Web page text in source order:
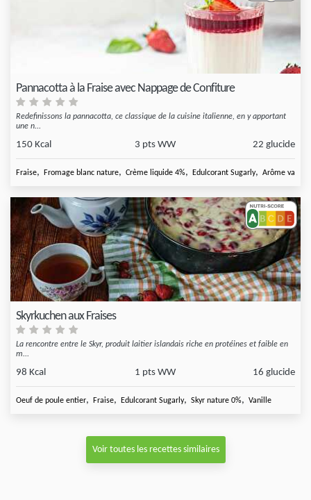
Pannacotta à la Fraise avec Nappage de Confiture
Redefinissons la pannacotta, ce classique de la cuisine italienne, en y apportant
une n...
150 Kcal 3 pts WW 22 glucide
Fraise, Fromage blanc nature, Crème liquide 4%, Edulcorant Sugarly, Arôme vanille
Skyrkuchen aux Fraises
La rencontre entre le Skyr, produit laitier islandais riche en protéines et faible en
m...
98 Kcal 1 pts WW 16 glucide
Oeuf de poule entier, Fraise, Edulcorant Sugarly, Skyr nature 0%, Vanille
Voir toutes les recettes similaires